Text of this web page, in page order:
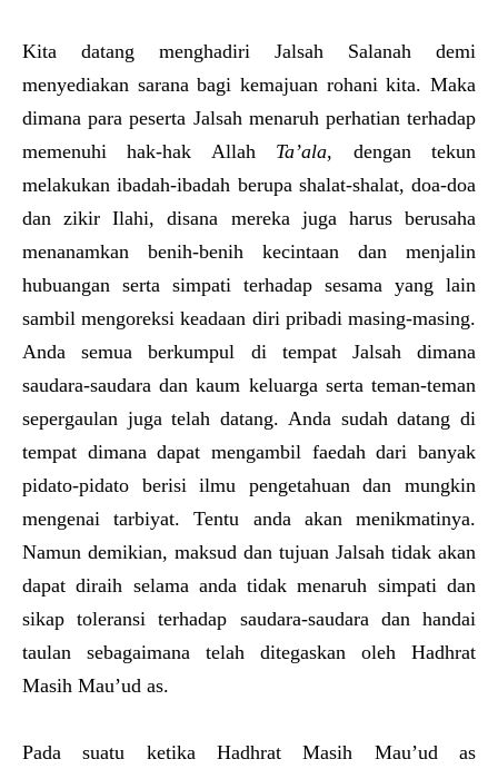
Kita datang menghadiri Jalsah Salanah demi
menyediakan sarana bagi kemajuan rohani kita. Maka
dimana para peserta Jalsah menaruh perhatian terhadap
memenuhi hak-hak Allah Ta’ala, dengan tekun
melakukan ibadah-ibadah berupa shalat-shalat, doa-doa
dan zikir Ilahi, disana mereka juga harus berusaha
menanamkan benih-benih kecintaan dan menjalin
hubuangan serta simpati terhadap sesama yang lain
sambil mengoreksi keadaan diri pribadi masing-masing.
Anda semua berkumpul di tempat Jalsah dimana
saudara-saudara dan kaum keluarga serta teman-teman
sepergaulan juga telah datang. Anda sudah datang di
tempat dimana dapat mengambil faedah dari banyak
pidato-pidato berisi ilmu pengetahuan dan mungkin
mengenai tarbiyat. Tentu anda akan menikmatinya.
Namun demikian, maksud dan tujuan Jalsah tidak akan
dapat diraih selama anda tidak menaruh simpati dan
sikap toleransi terhadap saudara-saudara dan handai
taulan sebagaimana telah ditegaskan oleh Hadhrat
Masih Mau’ud as.
Pada suatu ketika Hadhrat Masih Mau’ud as